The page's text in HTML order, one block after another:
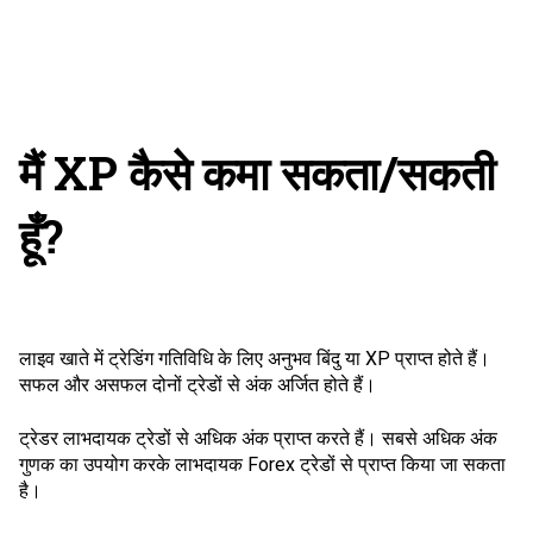
मैं XP कैसे कमा सकता/सकती
हूँ?
लाइव खाते में ट्रेडिंग गतिविधि के लिए अनुभव बिंदु या XP प्राप्त होते हैं।
सफल और असफल दोनों ट्रेडों से अंक अर्जित होते हैं।
ट्रेडर लाभदायक ट्रेडों से अधिक अंक प्राप्त करते हैं। सबसे अधिक अंक
गुणक का उपयोग करके लाभदायक Forex ट्रेडों से प्राप्त किया जा सकता
है।